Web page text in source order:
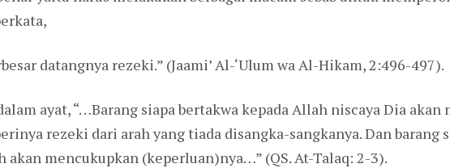
datangnya rezeki.” (Jaami’ Al-‘Ulum wa Al-Hikam, 2:496-497).
ayat, “…Barang siapa bertakwa kepada Allah niscaya Dia akan
rezeki dari arah yang tiada disangka-sangkanya. Dan barang
akan mencukupkan (keperluan)nya…” (QS. At-Talaq: 2-3).